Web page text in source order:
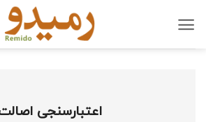
اعتبارسنجی اصالت